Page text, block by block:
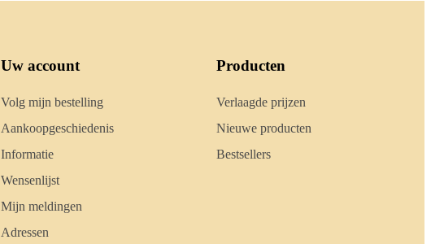
Uw account
Volg mijn bestelling
Aankoopgeschiedenis
Informatie
Wensenlijst
Mijn meldingen
Adressen
Producten
Verlaagde prijzen
Nieuwe producten
Bestsellers